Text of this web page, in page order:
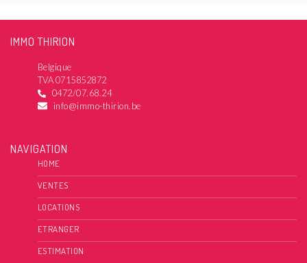
IMMO THIRION
Belgique
TVA 0715852872
0472/07.68.24
info@immo-thirion.be
NAVIGATION
HOME
VENTES
LOCATIONS
ETRANGER
ESTIMATION